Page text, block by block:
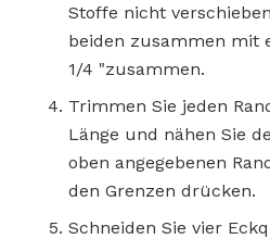
Stoffe nicht
beiden zusammen mit
1/4 "zusammen.
Trimmen Sie jeden
Länge und nähen Sie
oben angegebenen
den Grenzen drücken.
Schneiden Sie vier